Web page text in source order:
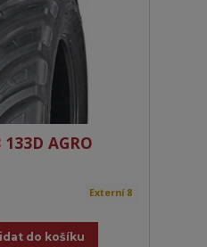
AGRO
Externí 8
do košíku